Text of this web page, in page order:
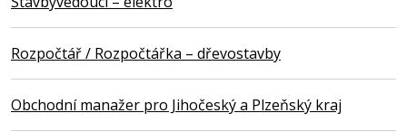
Rozpočtář / Rozpočtářka – dřevostavby
Obchodní manažer pro Jihočeský a Plzeňský kraj